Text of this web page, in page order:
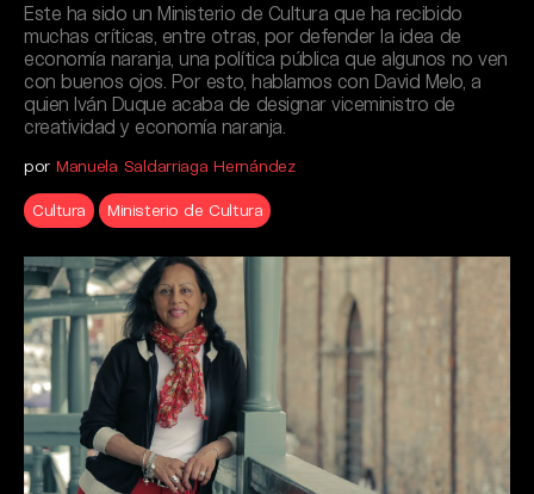
Este ha sido un Ministerio de Cultura que ha recibido
muchas críticas, entre otras, por defender la idea de
economía naranja, una política pública que algunos no ven
con buenos ojos. Por esto, hablamos con David Melo, a
quien Iván Duque acaba de designar viceministro de
creatividad y economía naranja.
por Manuela Saldarriaga Hernández
Cultura Ministerio de Cultura